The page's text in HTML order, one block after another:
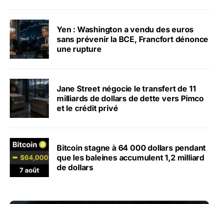
Yen : Washington a vendu des euros
sans prévenir la BCE, Francfort dénonce
une rupture
Jane Street négocie le transfert de 11
milliards de dollars de dette vers Pimco
et le crédit privé
Bitcoin stagne à 64 000 dollars pendant
que les baleines accumulent 1,2 milliard
de dollars